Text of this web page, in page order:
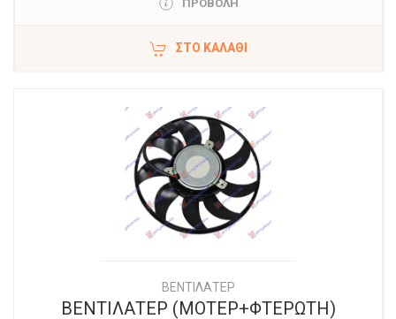
ΠΡΟΒΟΛΗ
ΣΤΟ ΚΑΛΆΘΙ
ΒΕΝΤΙΛΑΤΕΡ
ΒΕΝΤΙΛΑΤΕΡ (ΜΟΤΕΡ+ΦΤΕΡΩΤΗ)